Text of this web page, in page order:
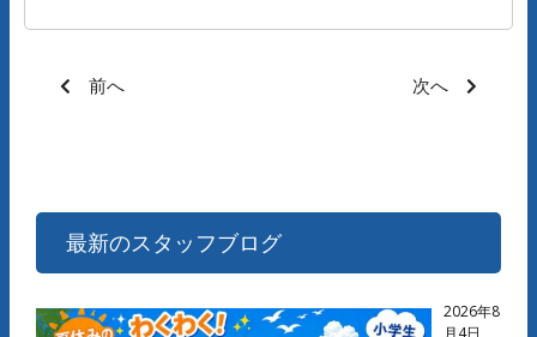
前へ 次へ
最新のスタッフブログ
2026年8
月4日